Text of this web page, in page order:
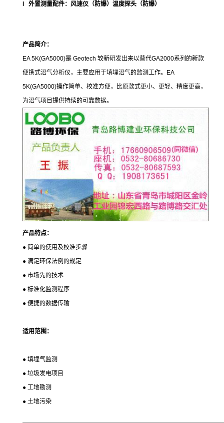
l 外置测量配件：风速仪（防爆）温度探头（防爆）
产品简介：
EA 5K(GA5000)是 Geotech 较新研发出来以替代GA2000系列的新款
便携式沼气分析仪，主要应用于填埋沼气的监测工作。EA
5K(GA5000)操作简单、校准方便，比原款式更小、更轻、精度更高，
为沼气项目提供持续的可靠数据。
产品特点：
● 简单的使用及校准步骤
● 满足环保法例的规定
● 市场先的技术
● 标准化监测程序
● 便捷的数据传输
适用范围：
● 填埋气监测
● 垃圾发电项目
● 工地勘测
● 土地污染